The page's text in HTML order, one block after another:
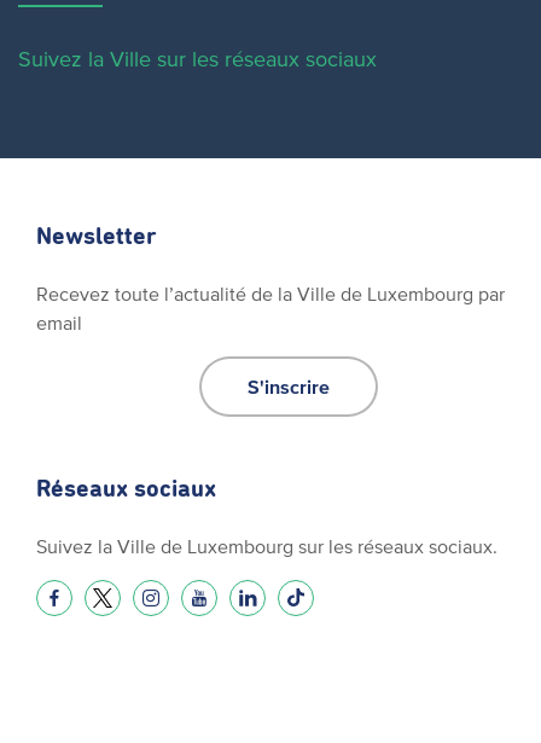
Suivez la Ville sur les réseaux sociaux
Newsletter
Recevez toute l’actualité de la Ville de Luxembourg par
email
S'inscrire
Réseaux sociaux
Suivez la Ville de Luxembourg sur les réseaux sociaux.